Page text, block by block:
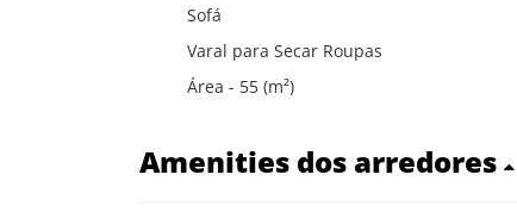
Sofá
Varal para Secar Roupas
Área - 55 (m²)
Amenities dos arredores